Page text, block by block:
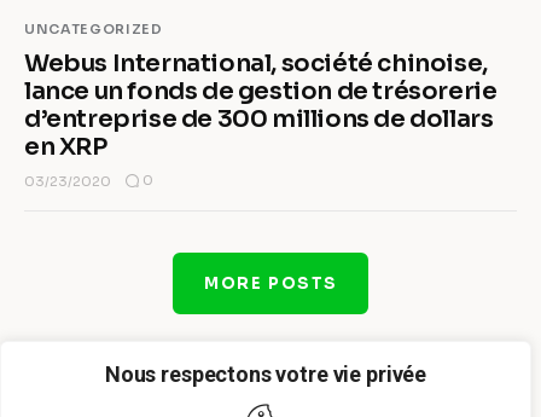
Nous respectons votre vie privée
UNCATEGORIZED
Webus International, société chinoise,
lance un fonds de gestion de trésorerie
d’entreprise de 300 millions de dollars
en XRP
03/23/2020 0
MORE POSTS